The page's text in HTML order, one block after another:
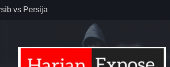
Jack